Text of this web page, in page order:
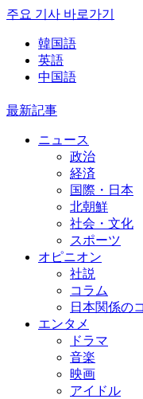
주요 기사 바로가기
韓国語
英語
中国語
最新記事
ニュース
政治
経済
国際・日本
北朝鮮
社会・文化
スポーツ
オピニオン
社説
コラム
日本関係の
エンタメ
ドラマ
音楽
映画
アイドル